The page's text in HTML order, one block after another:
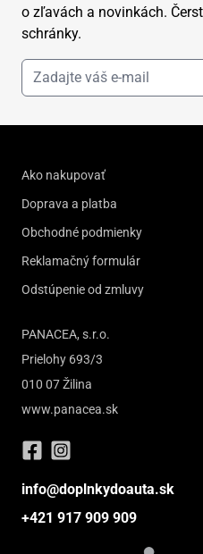
o zľavách a novinkách.
schránky.
Ako nakupovať
Doprava a platba
Obchodné podmienky
Reklamačný formulár
Odstúpenie od zmluvy
PANACEA, s.r.o.
Prielohy 693/3
010 07 Žilina
www.panacea.sk
info@doplnkydoauta.sk
+421 917 909 909